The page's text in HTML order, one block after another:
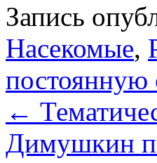
Запись
Насекомые,
постоянную
←
Димушкин